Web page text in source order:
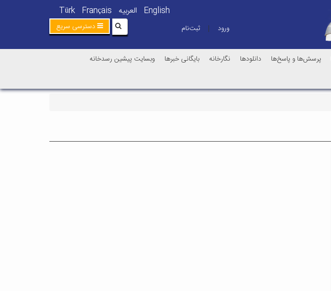
English العربیه Français
Türk
ورود | ثبت‌نام دسترسی سریع
پرسش‌ها و پاسخ‌ها دانلودها نگارخانه بایگانی خبرها
وبسایت پیشین رسدخانه